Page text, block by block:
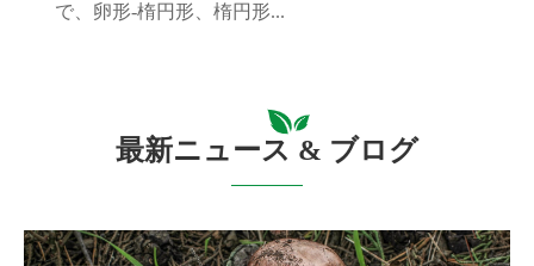
で、卵形-楕円形、楕円形...
最新ニュース & ブログ